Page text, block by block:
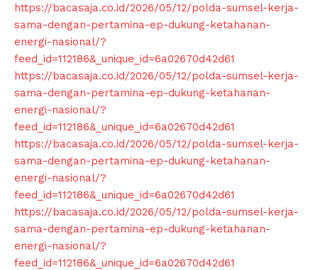
https://bacasaja.co.id/2026/05/12/polda-sumsel-kerja-
sama-dengan-pertamina-ep-dukung-ketahanan-
energi-nasional/?
feed_id=112186&_unique_id=6a02670d42d61
https://bacasaja.co.id/2026/05/12/polda-sumsel-kerja-
sama-dengan-pertamina-ep-dukung-ketahanan-
energi-nasional/?
feed_id=112186&_unique_id=6a02670d42d61
https://bacasaja.co.id/2026/05/12/polda-sumsel-kerja-
sama-dengan-pertamina-ep-dukung-ketahanan-
energi-nasional/?
feed_id=112186&_unique_id=6a02670d42d61
https://bacasaja.co.id/2026/05/12/polda-sumsel-kerja-
sama-dengan-pertamina-ep-dukung-ketahanan-
energi-nasional/?
feed_id=112186&_unique_id=6a02670d42d61